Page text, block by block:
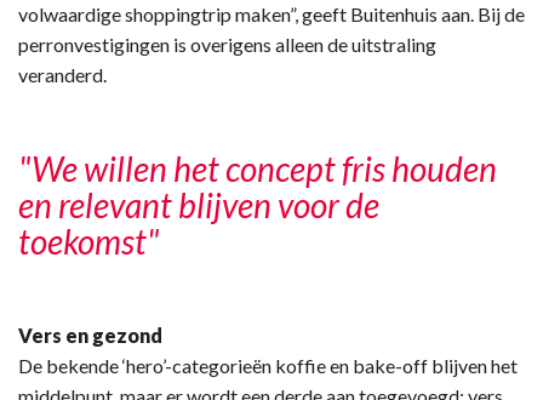
volwaardige shoppingtrip maken”, geeft Buitenhuis aan. Bij de
perronvestigingen is overigens alleen de uitstraling
veranderd.
"We willen het concept fris houden
en relevant blijven voor de
toekomst"
Vers en gezond
De bekende ‘hero’-categorieën koffie en bake-off blijven het
middelpunt, maar er wordt een derde aan toegevoegd: vers